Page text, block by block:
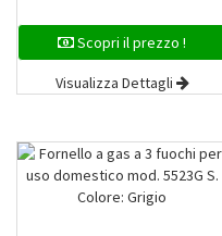
Scopri il prezzo !
Visualizza Dettagli